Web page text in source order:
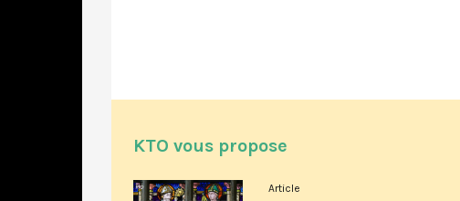
KTO vous propose
Article